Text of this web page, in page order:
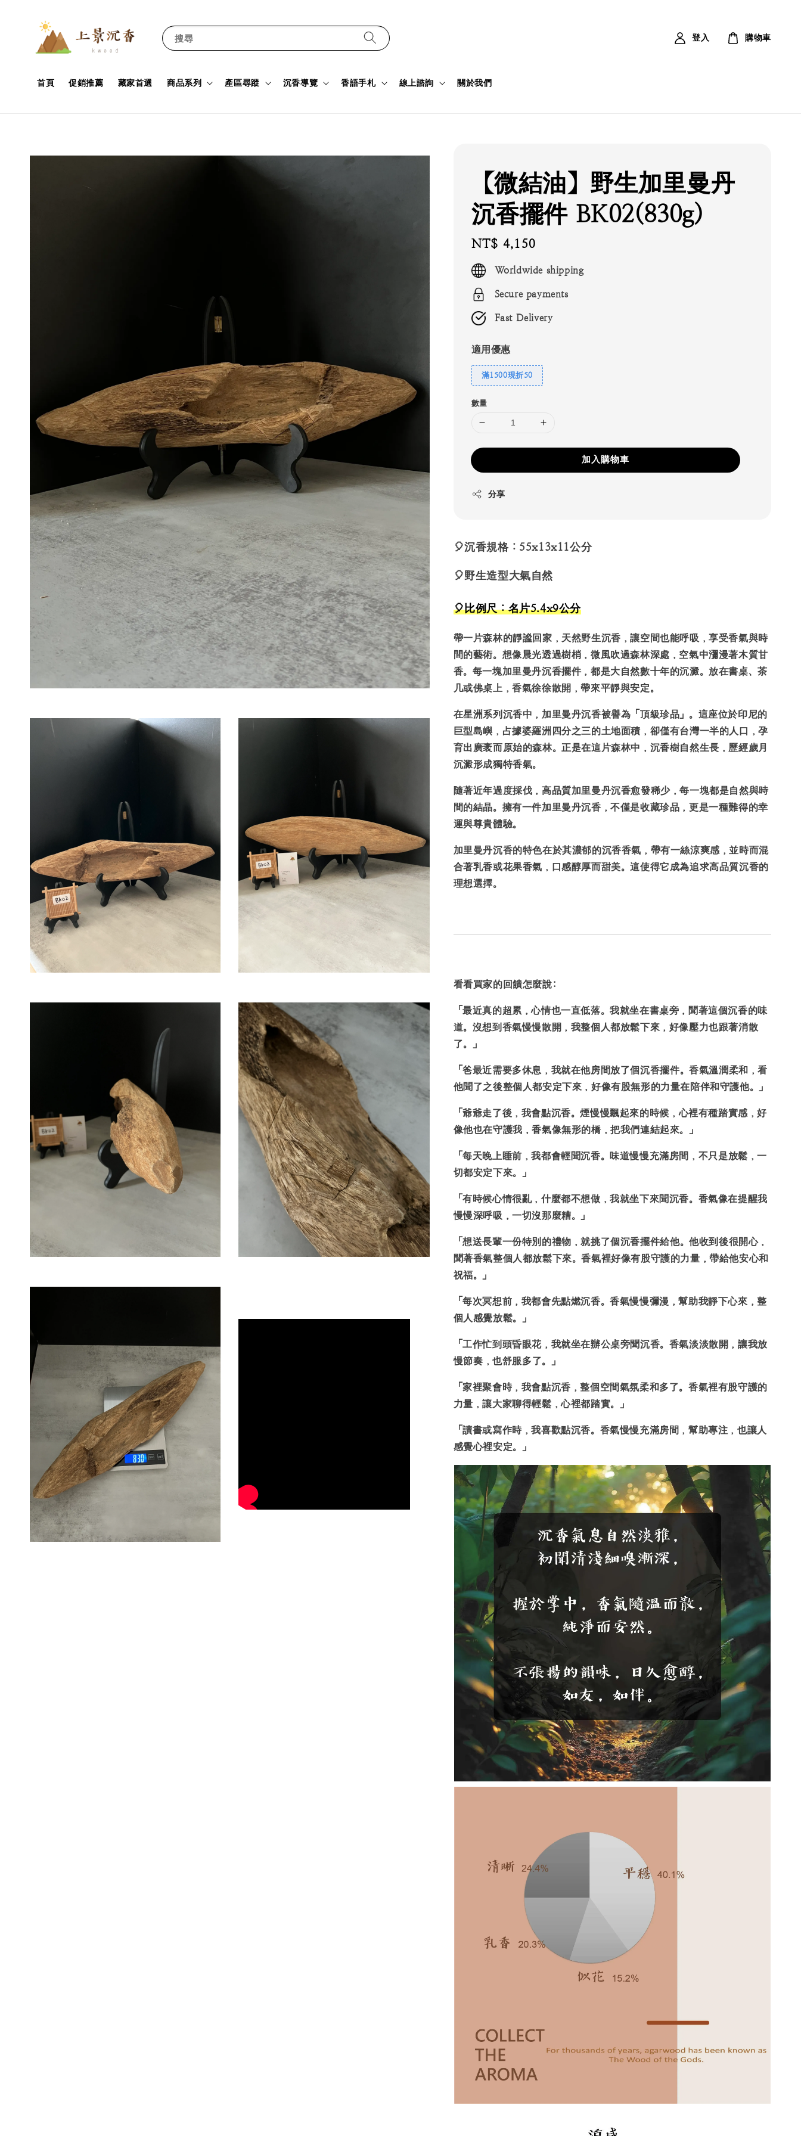
搜尋
首頁 促銷推薦 藏家首選 商品系列 產區尋蹤 沉香導覽 香語手札 線上諮詢 關於我們
登入 購物車
【微結油】野生加里曼丹
沉香擺件 BK02(830g)
Regular
price
NT$ 4,150
Worldwide shipping
Secure payments
Fast Delivery
適用優惠
滿1500現折50
數量
加入購物車
分享
🎈沉香規格：55x13x11公分
🎈野生造型大氣自然
🎈比例尺：名片5.4x9公分
帶一片森林的靜謐回家，天然野生沉香，讓空間也能呼吸，享受香氣與時
間的藝術。想像晨光透過樹梢，微風吹過森林深處，空氣中瀰漫著木質甘
香。每一塊加里曼丹沉香擺件，都是大自然數十年的沉澱。放在書桌、茶
几或佛桌上，香氣徐徐散開，帶來平靜與安定。
在星洲系列沉香中，加里曼丹沉香被譽為「頂級珍品」。這座位於印尼的
巨型島嶼，占據婆羅洲四分之三的土地面積，卻僅有台灣一半的人口，孕
育出廣袤而原始的森林。正是在這片森林中，沉香樹自然生長，歷經歲月
沉澱形成獨特香氣。
隨著近年過度採伐，高品質加里曼丹沉香愈發稀少，每一塊都是自然與時
間的結晶。擁有一件加里曼丹沉香，不僅是收藏珍品，更是一種難得的幸
運與尊貴體驗。
加里曼丹沉香的特色在於其濃郁的沉香香氣，帶有一絲涼爽感，並時而混
合著乳香或花果香氣，口感醇厚而甜美。這使得它成為追求高品質沉香的
理想選擇。
看看買家的回饋怎麼說:
「最近真的超累，心情也一直低落。我就坐在書桌旁，聞著這個沉香的味
道。沒想到 香氣慢慢散開 ，我整個人都放鬆下來，好像壓力也跟著消散
了。」
「爸最近需要多休息，我就在他房間放了個沉香擺件。香氣溫潤柔和，看
他聞了之後整個人都安定下來，好像有股無形的力量在陪伴和守護他。」
「爺爺走了後，我會點沉香。煙慢慢飄起來的時候，心裡有種踏實感，好
像他也在守護我 ，香氣像無形的橋，把我們連結起來。」
「每天晚上睡前，我都會輕聞沉香。味道慢慢充滿房間， 不只是放鬆，一
切都安定下來。
」
「有時候心情很亂，什麼都不想做，我就坐下來聞沉香。香氣像在提醒我
慢慢深呼吸 ，一切沒那麼糟。」
「想送長輩一份特別的禮物，就挑了個沉香擺件給他。他收到後很開心，
聞著香氣整個人都放鬆下來。香氣裡好像有股守護的力量，帶給他安心和
祝福。」
「每次冥想前，我都會先點燃沉香。香氣慢慢彌漫，幫助我靜下心來 ，整
個人感覺放鬆。」
「工作忙到頭昏眼花，我就坐在辦公桌旁聞沉香。 香氣淡淡散開，讓我放
慢節奏 ，也舒服多了。」
「家裡聚會時，我會點沉香，整個空間氣氛柔和多了。香氣裡有股守護的
力量 ，讓大家聊得輕鬆，心裡都踏實。」
「讀書或寫作時，我喜歡點沉香。香氣慢慢充滿房間，幫助專注，也讓人
感覺心裡安定。
」